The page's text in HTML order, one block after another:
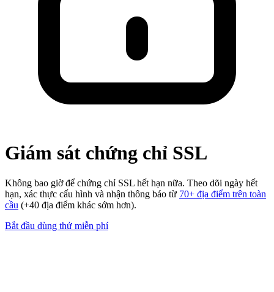
Giám sát chứng chỉ SSL
Không bao giờ để chứng chỉ SSL hết hạn nữa. Theo dõi ngày hết
hạn, xác thực cấu hình và nhận thông báo từ 70+ địa điểm trên toàn
cầu (+40 địa điểm khác sớm hơn).
Bắt đầu dùng thử miễn phí